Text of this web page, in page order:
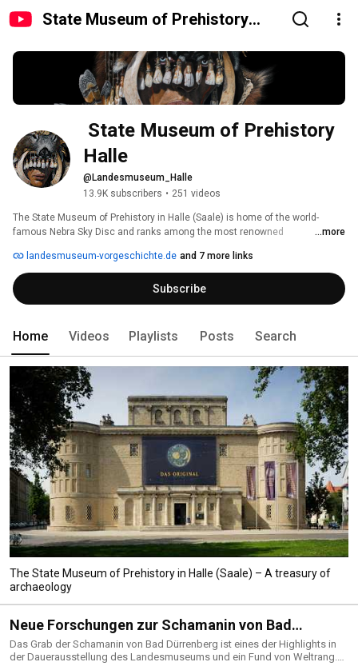
State Museum of Prehistory
State Museum of Prehistory
Halle
@Landesmuseum_Halle
13.9K subscribers • 251 videos
The State Museum of Prehistory in Halle (Saale) is home of the world-
famous Nebra Sky Disc and ranks among the most renowned
museum for prehistoric archaeology in Germany. The key aspect of its
permanent and special exhibitions is human evolutionary and cultural
history, which first became tangible in Central Germany around 450,000
years ago. The time-frame ranges to the modern era.
...more
landesmuseum-vorgeschichte.de and 7 more links
Subscribe
Home Videos Playlists Posts Search
The State Museum of Prehistory in Halle (Saale) – A treasury of
archaeology
Neue Forschungen zur Schamanin von Bad
Dürrenberg | Archäologie exklusiv
Das Grab der Schamanin von Bad Dürrenberg ist eines der Highlights in
der Dauerausstellung des Landesmuseums und ein Fund von Weltrang.